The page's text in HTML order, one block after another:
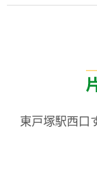
東戸塚駅西口